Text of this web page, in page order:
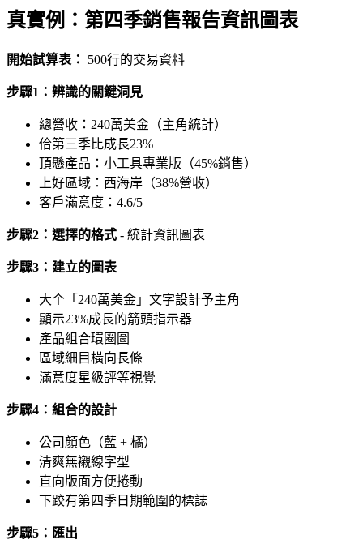
真實例：第四季銷售報告資訊圖表
開始試算表： 500行的交易資料
步驟1：辨識的關鍵洞見
總營收：240萬美金（主角統計）
佮第三季比成長23%
頂懸產品：小工具專業版（45%銷售）
上好區域：西海岸（38%營收）
客戶滿意度：4.6/5
步驟2：選擇的格式 - 統計資訊圖表
步驟3：建立的圖表
大个「240萬美金」文字設計予主角
顯示23%成長的箭頭指示器
產品組合環圈圖
區域細目橫向長條
滿意度星級評等視覺
步驟4：組合的設計
公司顏色（藍 + 橘）
清爽無襯線字型
直向版面方便捲動
下跤有第四季日期範圍的標誌
步驟5：匯出